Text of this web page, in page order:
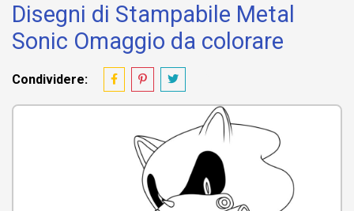
Disegni di Stampabile Metal
Sonic Omaggio da colorare
Condividere: